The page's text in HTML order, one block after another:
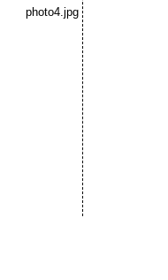
photo4.jpg